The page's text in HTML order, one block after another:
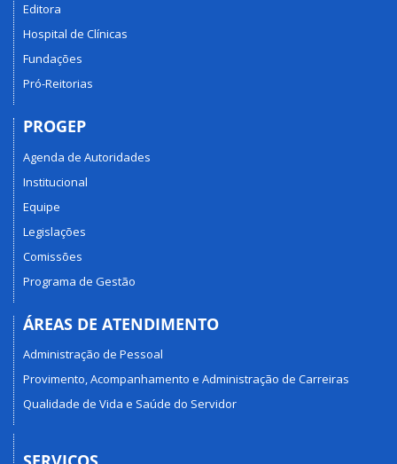
Editora
Hospital de Clínicas
Fundações
Pró-Reitorias
PROGEP
Agenda de Autoridades
Institucional
Equipe
Legislações
Comissões
Programa de Gestão
ÁREAS DE ATENDIMENTO
Administração de Pessoal
Provimento, Acompanhamento e Administração de Carreiras
Qualidade de Vida e Saúde do Servidor